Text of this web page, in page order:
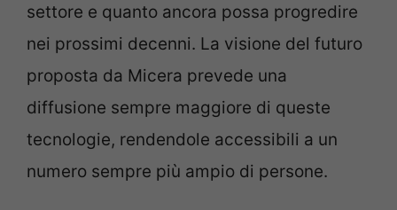
settore e quanto ancora possa progredire
nei prossimi decenni. La visione del futuro
proposta da Micera prevede una
diffusione sempre maggiore di queste
tecnologie, rendendole accessibili a un
numero sempre più ampio di persone.